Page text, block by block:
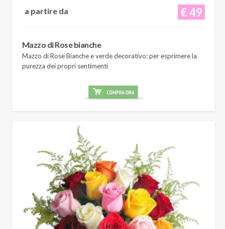
€ 49
a partire da
Mazzo di Rose bianche
Mazzo di Rose Bianche e verde decorativo: per esprimere la
purezza dei propri sentimenti